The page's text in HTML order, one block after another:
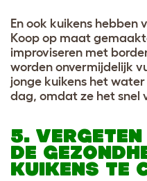
En ook kuikens hebben
Koop op maat
improviseren met
worden onvermijdelijk
jonge kuikens het
dag, omdat ze het snel
5.
DE
KUIKENS TE